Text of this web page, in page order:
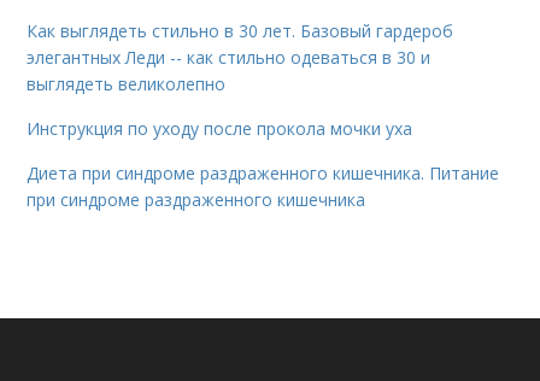
Как выглядеть стильно в 30 лет. Базовый гардероб
элегантных Леди -- как стильно одеваться в 30 и
выглядеть великолепно
Инструкция по уходу после прокола мочки уха
Диета при синдроме раздраженного кишечника. Питание
при синдроме раздраженного кишечника